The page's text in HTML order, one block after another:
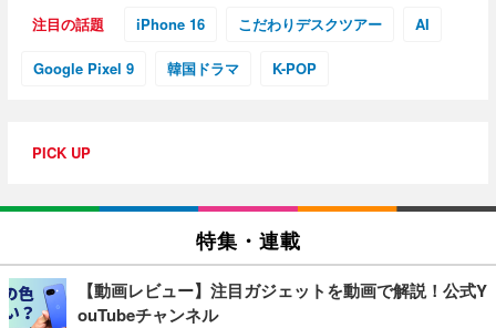
注目の話題 iPhone 16 こだわりデスクツアー AI
Google Pixel 9 韓国ドラマ K-POP
PICK UP
特集・連載
【動画レビュー】注目ガジェットを動画で解説！公式Y
ouTubeチャンネル